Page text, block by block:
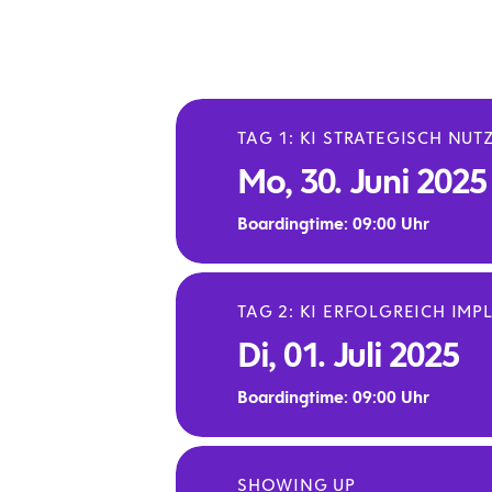
TAG 1: KI STRATEGISCH
Mo, 30. Juni 2025
Boardingtime: 09:00 Uhr
MODUL 1:
HP Germany
TAG 2: KI ERFOLGREICH
Di, 01. Juli 2025
Boardingtime: 09:00 Uhr
SHOWING UP